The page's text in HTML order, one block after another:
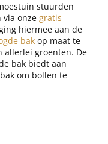
stuurden
via onze gratis
hiermee aan de
bak op maat te
allerlei groenten. De
bak biedt aan
om bollen te